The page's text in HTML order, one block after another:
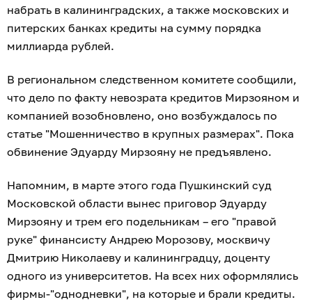
набрать в калининградских, а также московских и
питерских банках кредиты на сумму порядка
миллиарда рублей.
В региональном следственном комитете сообщили,
что дело по факту невозрата кредитов Мирзояном и
компанией возобновлено, оно возбуждалось по
статье "Мошенничество в крупных размерах". Пока
обвинение Эдуарду Мирзояну не предъявлено.
Напомним, в марте этого года Пушкинский суд
Московской области вынес приговор Эдуарду
Мирзояну и трем его подельникам – его "правой
руке" финансисту Андрею Морозову, москвичу
Дмитрию Николаеву и калининградцу, доценту
одного из университетов. На всех них оформлялись
фирмы-"однодневки", на которые и брали кредиты.